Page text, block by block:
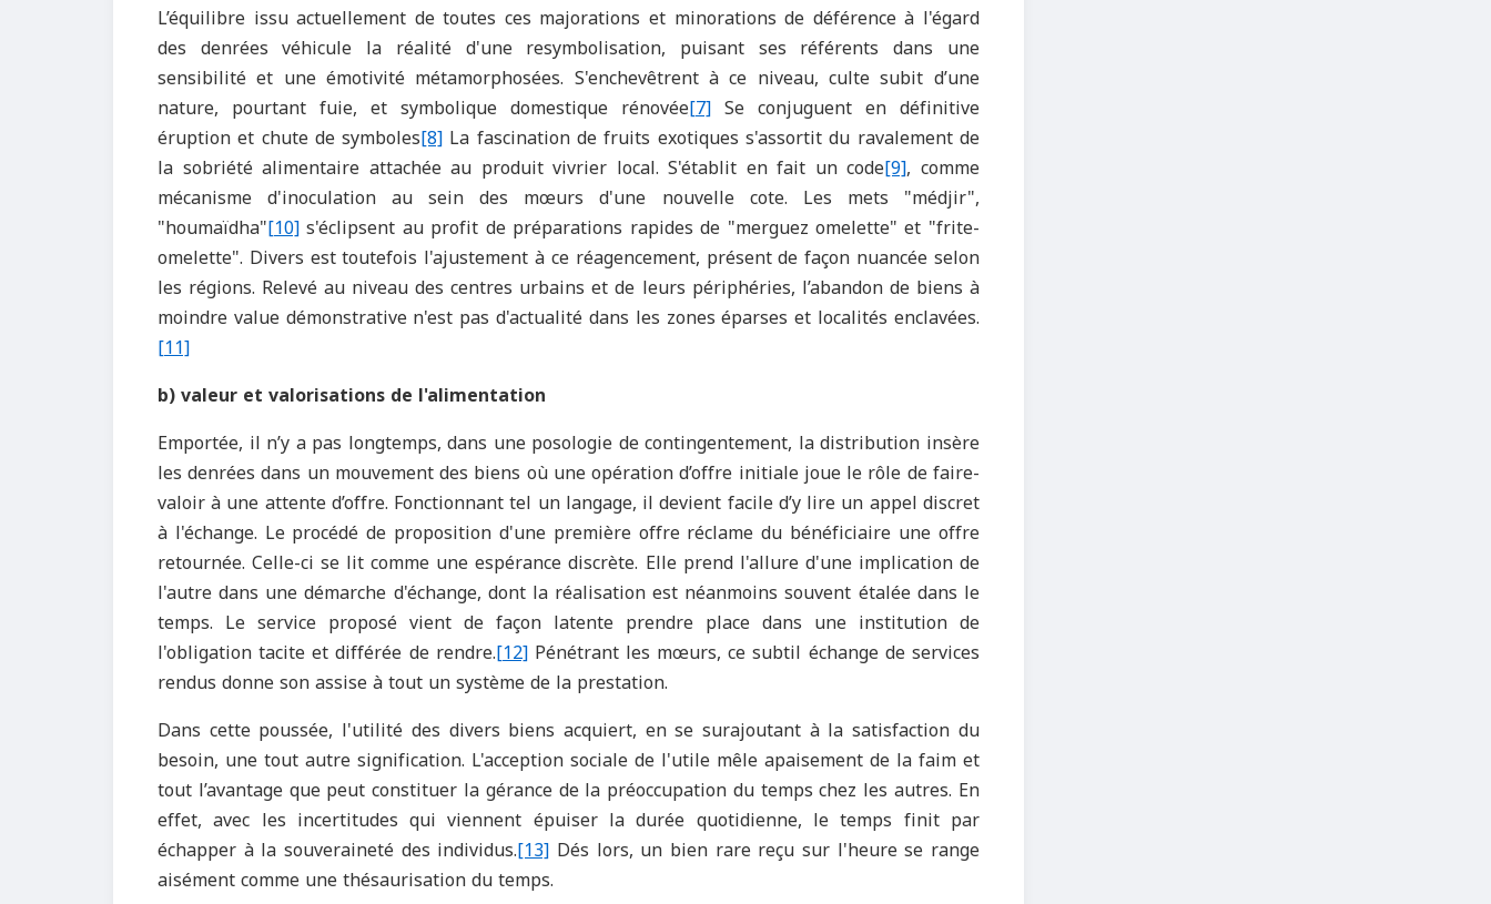
L’équilibre issu actuellement de toutes ces majorations et minorations de déférence à l'égard
des denrées véhicule la réalité d'une resymbolisation, puisant ses référents dans une
sensibilité et une émotivité métamorphosées. S'enchevêtrent à ce niveau, culte subit d’une
nature, pourtant fuie, et symbolique domestique rénovée[7]Se conjuguent en définitive
éruption et chute de symboles[8] La fascination de fruits exotiques s'assortit du ravalement de
la sobriété alimentaire attachée au produit vivrier local. S'établit en fait un code[9], comme
mécanisme d'inoculation au sein des mœurs d'une nouvelle cote. Les mets "médjir",
"houmaïdha"[10]s'éclipsent au profit de préparations rapides de "merguez omelette" et "frite-
omelette". Divers est toutefois l'ajustement à ce réagencement, présent de façon nuancée selon
les régions. Relevé au niveau des centres urbains et de leurs périphéries, l’abandon de biens à
moindre value démonstrative n'est pas d'actualité dans les zones éparses et localités enclavées.
[11]
b) valeur et valorisations de l'alimentation
Emportée, il n’y a pas longtemps, dans une posologie de contingentement, la distribution insère
les denrées dans un mouvement des biens où une opération d’offre initiale joue le rôle de faire-
valoir à une attente d’offre. Fonctionnant tel un langage, il devient facile d’y lire un appel discret
à l'échange. Le procédé de proposition d'une première offre réclame du bénéficiaire une offre
retournée. Celle-ci se lit comme une espérance discrète. Elle prend l'allure d'une implication de
l'autre dans une démarche d'échange, dont la réalisation est néanmoins souvent étalée dans le
temps. Le service proposé vient de façon latente prendre place dans une institution de
l'obligation tacite et différée de rendre.[12]Pénétrant les mœurs, ce subtil échange de services
rendus donne son assise à tout un système de la prestation.
Dans cette poussée, l'utilité des divers biens acquiert, en se surajoutant à la satisfaction du
besoin, une tout autre signification. L'acception sociale de l'utile mêle apaisement de la faim et
tout l’avantage que peut constituer la gérance de la préoccupation du temps chez les autres. En
effet, avec les incertitudes qui viennent épuiser la durée quotidienne, le temps finit par
échapper à la souveraineté des individus.[13] Dés lors, un bien rare reçu sur l'heure se range
aisément comme une thésaurisation du temps.